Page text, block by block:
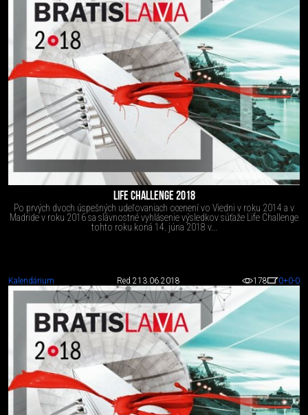
LIFE CHALLENGE 2018
Po prvých dvoch úspešných udeľovaniach ocenení vo Viedni v roku 2014 a v
Madride v roku 2016 sa slávnostné vyhlásenie výsledkov súťaže Life Challenge
tohto roku koná 14. júna 2018 v...
Kalendárium Red 213.06.2018 178 0+0-0